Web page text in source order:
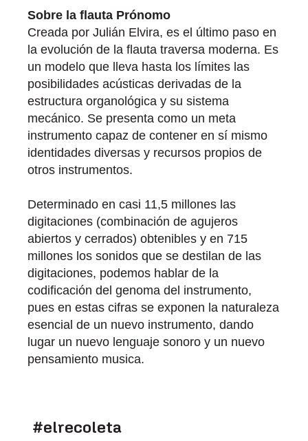
Sobre la flauta Prónomo
Creada por Julián Elvira, es el último paso en
la evolución de la flauta traversa moderna. Es
un modelo que lleva hasta los límites las
posibilidades acústicas derivadas de la
estructura organológica y su sistema
mecánico. Se presenta como un meta
instrumento capaz de contener en sí mismo
identidades diversas y recursos propios de
otros instrumentos.
Determinado en casi 11,5 millones las
digitaciones (combinación de agujeros
abiertos y cerrados) obtenibles y en 715
millones los sonidos que se destilan de las
digitaciones, podemos hablar de la
codificación del genoma del instrumento,
pues en estas cifras se exponen la naturaleza
esencial de un nuevo instrumento, dando
lugar un nuevo lenguaje sonoro y un nuevo
pensamiento musica.
#elrecoleta